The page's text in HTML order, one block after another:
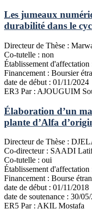
Les jumeaux
durabilité dans le
Directeur de Thèse :
Co-tutelle : non
Établissement d'affectation
Financement : Boursier
date de début : 01/11/2024
ER3 Par : AJOUGUIM
Élaboration d’un
plante d’Alfa
Directeur de Thèse :
Co-directeur : SAADI
Co-tutelle : oui
Établissement d'affectation
Financement : Bourse
date de début : 01/11/2018
date de soutenance : 30/
ER5 Par : AKIL Mostafa